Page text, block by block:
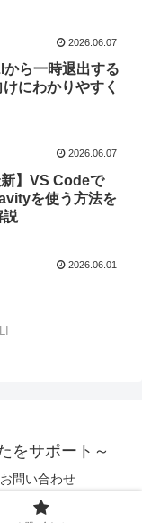
2026.06.07
ら一時退出する
にわかりやすく
2026.06.07
新】VS Codeで
を使う方法を
説
2026.06.01
をサポート～
お問い合わせ
をサポート～.